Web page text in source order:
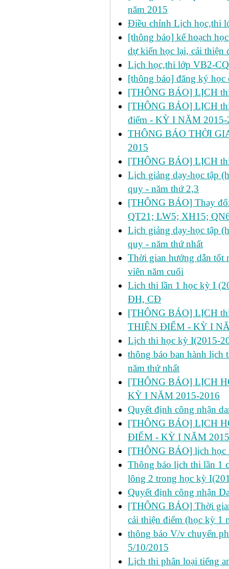
năm 2015
Điều chỉnh Lịch học,thi
[thông báo] kế hoạch
dự kiến học lại, cải
Lịch học,thi lớp VB2-
[thông báo] đăng ký
[THÔNG BÁO] LỊCH
[THÔNG BÁO] LỊCH
điểm - KỲ I NĂM 2015-
THÔNG BÁO THỜI
2015
[THÔNG BÁO] LỊCH
Lịch giảng dạy-học tập
quy - năm thứ 2,3
[THÔNG BÁO] Thay
QT21; LW5; XH15;
Lịch giảng dạy-học tập
quy - năm thứ nhất
Thời gian hướng dẫn tốt
viên năm cuối
Lich thi lần 1 học kỳ I
ĐH, CĐ
[THÔNG BÁO] LỊCH
THIỆN ĐIỂM - KỲ I
Lịch thi học kỳ I(2015-
thông báo ban hành
năm thứ nhất
[THÔNG BÁO] LỊCH
KỲ I NĂM 2015-2016
Quyết định công nhận
[THÔNG BÁO] LỊCH
ĐIỂM - KỲ I NĂM
[THÔNG BÁO] lịch học
Thông báo lịch thi lần 1
lông 2 trong học kỳ
Quyết định công nhận
[THÔNG BÁO] Thời
cải thiện điểm (học kỳ 1
thông báo V/v chuyển
5/10/2015
Lịch thi phân loại tiếng